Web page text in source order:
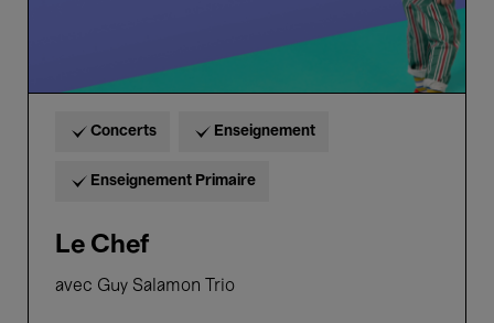
Concerts Enseignement
Enseignement Primaire
Le Chef
avec Guy Salamon Trio